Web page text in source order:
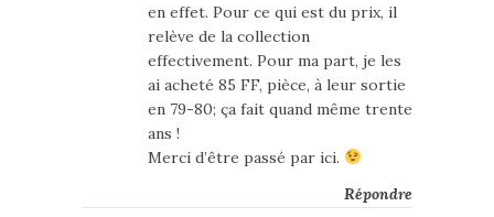
en effet. Pour ce qui est du prix, il
relève de la collection
effectivement. Pour ma part, je les
ai acheté 85 FF, pièce, à leur sortie
en 79-80; ça fait quand même trente
ans !
Merci d’être passé par ici.
Répondre